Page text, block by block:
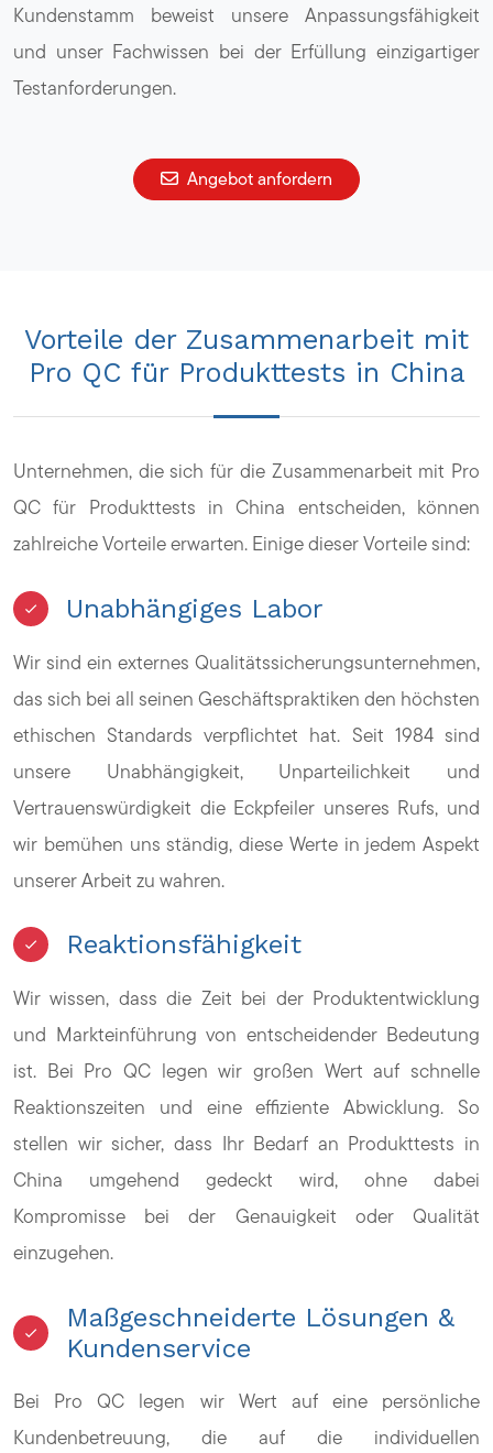
Kundenstamm beweist unsere Anpassungsfähigkeit
und unser Fachwissen bei der Erfüllung einzigartiger
Testanforderungen.
Angebot anfordern
Vorteile der Zusammenarbeit mit
Pro QC für Produkttests in China
Unternehmen, die sich für die Zusammenarbeit mit Pro
QC für Produkttests in China entscheiden, können
zahlreiche Vorteile erwarten. Einige dieser Vorteile sind:
Unabhängiges Labor
Wir sind ein externes Qualitätssicherungsunternehmen,
das sich bei all seinen Geschäftspraktiken den höchsten
ethischen Standards verpflichtet hat. Seit 1984 sind
unsere Unabhängigkeit, Unparteilichkeit und
Vertrauenswürdigkeit die Eckpfeiler unseres Rufs, und
wir bemühen uns ständig, diese Werte in jedem Aspekt
unserer Arbeit zu wahren.
Reaktionsfähigkeit
Wir wissen, dass die Zeit bei der Produktentwicklung
und Markteinführung von entscheidender Bedeutung
ist. Bei Pro QC legen wir großen Wert auf schnelle
Reaktionszeiten und eine effiziente Abwicklung. So
stellen wir sicher, dass Ihr Bedarf an Produkttests in
China umgehend gedeckt wird, ohne dabei
Kompromisse bei der Genauigkeit oder Qualität
einzugehen.
Maßgeschneiderte Lösungen &
Kundenservice
Bei Pro QC legen wir Wert auf eine persönliche
Kundenbetreuung, die auf die individuellen